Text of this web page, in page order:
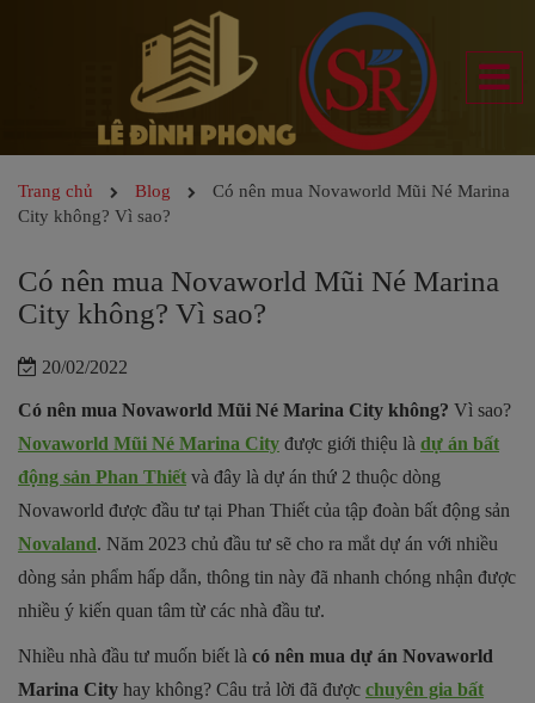
Trang chủ Blog
Có nên mua Novaworld Mũi Né Marina
City không? Vì sao?
Có nên mua Novaworld Mũi Né Marina
City không? Vì sao?
20/02/2022
Có nên mua Novaworld Mũi Né Marina City không? Vì sao?
Novaworld Mũi Né Marina City được giới thiệu là dự án bất
động sản Phan Thiết và đây là dự án thứ 2 thuộc dòng
Novaworld được đầu tư tại Phan Thiết của tập đoàn bất động sản
Novaland. Năm 2023 chủ đầu tư sẽ cho ra mắt dự án với nhiều
dòng sản phẩm hấp dẫn, thông tin này đã nhanh chóng nhận được
nhiều ý kiến quan tâm từ các nhà đầu tư.
Nhiều nhà đầu tư muốn biết là có nên mua dự án Novaworld
Marina City hay không? Câu trả lời đã được chuyên gia bất